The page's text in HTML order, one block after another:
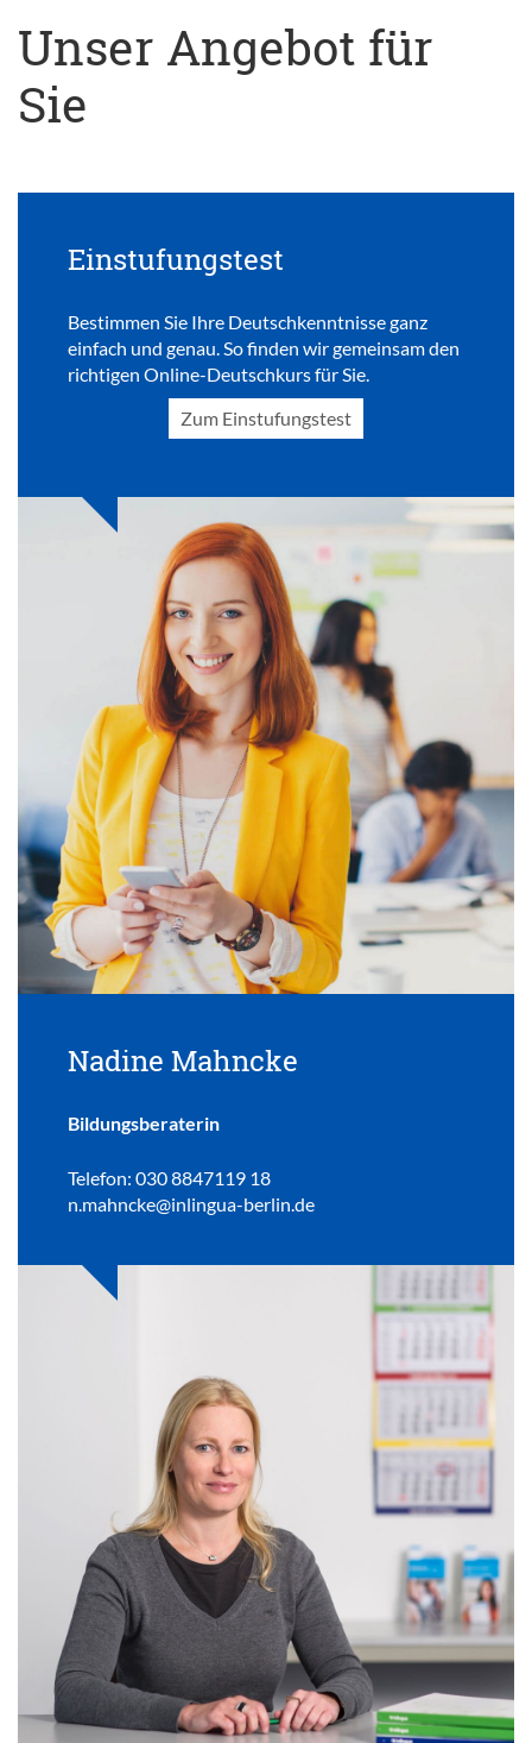
Unser Angebot für
Sie
Einstufungstest
Bestimmen Sie Ihre Deutschkenntnisse ganz
einfach und genau. So finden wir gemeinsam den
richtigen Online-Deutschkurs für Sie.
Zum Einstufungstest
Nadine Mahncke
Bildungsberaterin
Telefon: 030 8847119 18
n.mahncke@inlingua-berlin.de